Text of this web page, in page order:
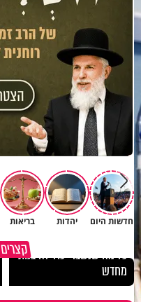
חדשות היום יהדות בריאות
קצריםכל מה שנשבר יכול להיבנות
מחדש